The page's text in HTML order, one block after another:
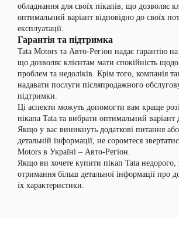
обладнання для своїх пікапів, що дозволяє
оптимальний варіант відповідно до своїх
експлуатації.
Гарантія та підтримка
Tata Motors та Авто-Регіон надає гарантію на
що дозволяє клієнтам мати спокійність
проблем та недоліків. Крім того, компанія
надавати послуги післяпродажного
підтримки.
Ці аспекти можуть допомогти вам краще
пікапа Tata та вибрати оптимальний
Якщо у вас виникнуть додаткові питання
детальній інформації, не соромтеся
Motors в Україні – Авто-Регіон.
Якщо ви хочете купити пікап Tata недорого,
отримання більш детальної інформації про
їх характеристики.